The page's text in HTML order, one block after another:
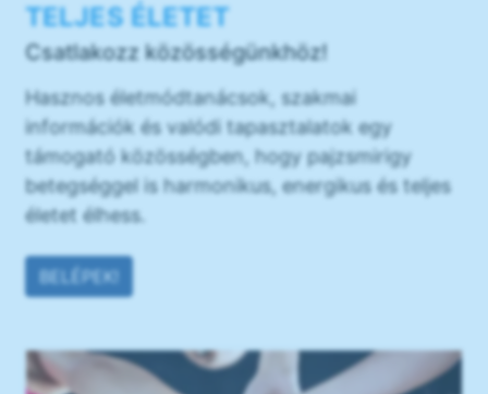
TELJES ÉLETET
Csatlakozz közösségünkhöz!
Hasznos életmódtanácsok, szakmai
információk és valódi tapasztalatok egy
támogató közösségben, hogy pajzsmirigy
betegséggel is harmonikus, energikus és teljes
életet élhess.
BELÉPEK!